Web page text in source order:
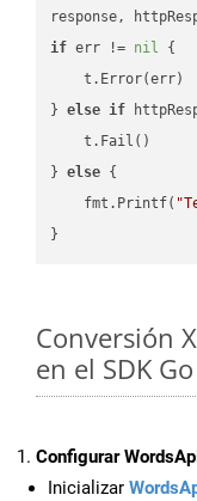
if err != nil {
    t.Error(err)
} else if
    t.Fail()
} else {
    fmt.Printf(
Conversión
en el SDK Go
Configurar
Inicializar